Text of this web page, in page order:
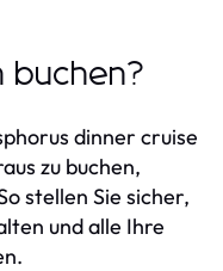
buchen?
dinner cruise
zu buchen,
stellen Sie sicher,
und alle Ihre